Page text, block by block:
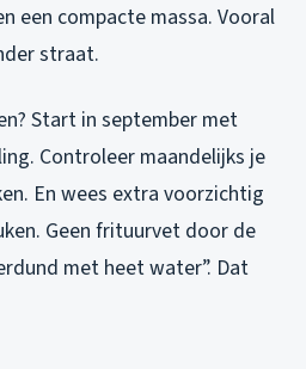
een compacte massa. Vooral
straat.
Start in september met
Controleer maandelijks je
En wees extra voorzichtig
Geen frituurvet door de
met heet water”. Dat